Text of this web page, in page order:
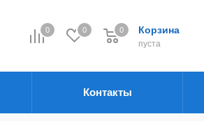
0 0 Корзина
пуста
0
Контакты